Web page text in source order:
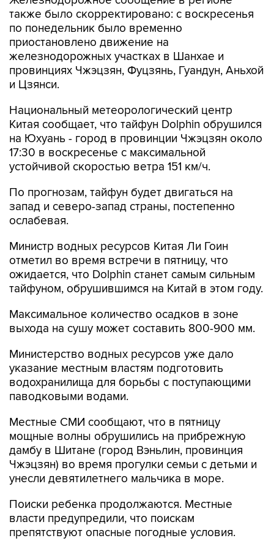
также было скорректировано: с воскресенья
по понедельник было временно
приостановлено движение на
железнодорожных участках в Шанхае и
провинциях Чжэцзян, Фуцзянь, Гуандун, Аньхой
и Цзянси.
Национальный метеорологический центр
Китая сообщает, что тайфун Dolphin обрушился
на Юхуань - город в провинции Чжэцзян около
17:30 в воскресенье с максимальной
устойчивой скоростью ветра 151 км/ч.
По прогнозам, тайфун будет двигаться на
запад и северо-запад страны, постепенно
ослабевая.
Министр водных ресурсов Китая Ли Гоин
отметил во время встречи в пятницу, что
ожидается, что Dolphin станет самым сильным
тайфуном, обрушившимся на Китай в этом году.
Максимальное количество осадков в зоне
выхода на сушу может составить 800-900 мм.
Министерство водных ресурсов уже дало
указание местным властям подготовить
водохранилища для борьбы с поступающими
паводковыми водами.
Местные СМИ сообщают, что в пятницу
мощные волны обрушились на прибрежную
дамбу в Шитане (город Вэньлин, провинция
Чжэцзян) во время прогулки семьи с детьми и
унесли девятилетнего мальчика в море.
Поиски ребенка продолжаются. Местные
власти предупредили, что поискам
препятствуют опасные погодные условия.